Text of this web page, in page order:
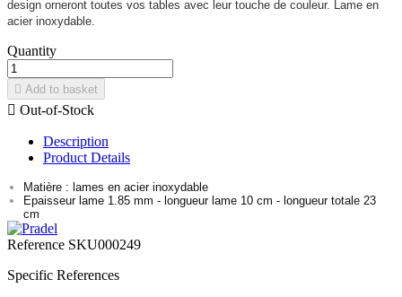
design orneront toutes vos tables avec leur touche de couleur. Lame en
acier inoxydable.
Quantity
 Add to basket
 Out-of-Stock
Description
Product Details
Matière : lames en acier inoxydable
Epaisseur lame 1.85 mm - longueur lame 10 cm - longueur totale 23
cm
Reference SKU000249
Specific References